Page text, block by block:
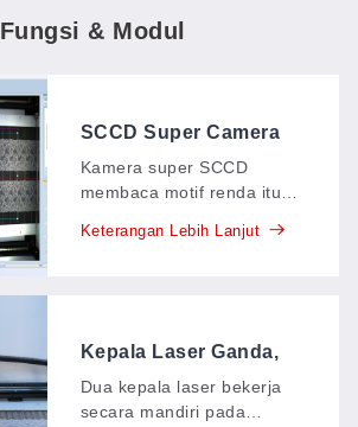
Fungsi & Modul
SCCD Super Camera
VisionScan (Lace)
Kamera super SCCD
membaca motif renda itu
mendeteksi tepi pola
untuk setiap motif, dan
bahkan mengenali pola
berulang yang besar—
setiap pemotongan
Keterangan Lebih Lanjut
Kepala Laser Ganda,
Asinkron (Lace)
Dua kepala laser bekerja
secara mandiri pada